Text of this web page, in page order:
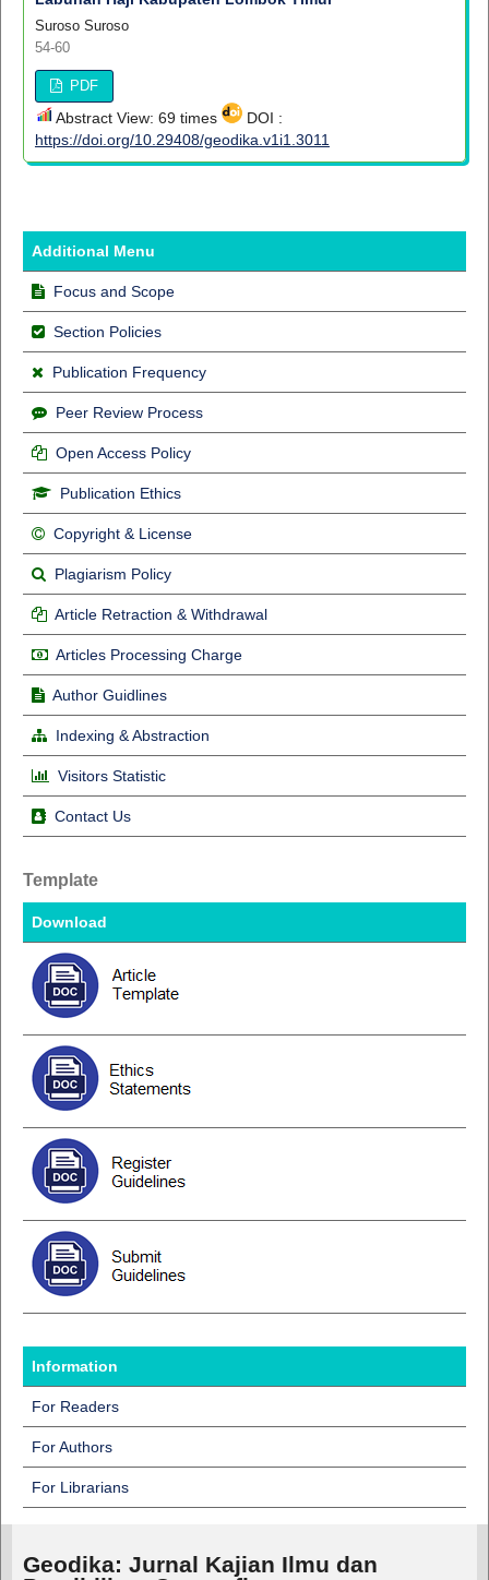
Suroso Suroso
54-60
PDF
Abstract View: 69 times
DOI :
https://doi.org/10.29408/geodika.v1i1.3011
Additional Menu
Focus and Scope
Section Policies
Publication Frequency
Peer Review Process
Open Access Policy
Publication Ethics
Copyright & License
Plagiarism Policy
Article Retraction & Withdrawal
Articles Processing Charge
Author Guidlines
Indexing & Abstraction
Visitors Statistic
Contact Us
Template
Download
Information
For Readers
For Authors
For Librarians
Geodika: Jurnal Kajian Ilmu dan